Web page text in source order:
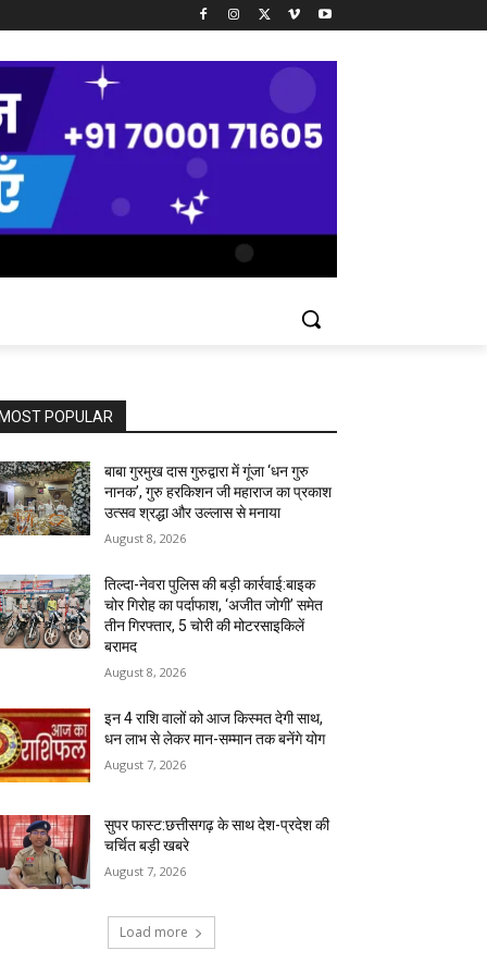
MOST POPULAR
बाबा गुरमुख दास गुरुद्वारा में गूंजा ‘धन गुरु
नानक’, गुरु हरकिशन जी महाराज का प्रकाश
उत्सव श्रद्धा और उल्लास से मनाया
August 8, 2026
तिल्दा-नेवरा पुलिस की बड़ी कार्रवाई:बाइक
चोर गिरोह का पर्दाफाश, ‘अजीत जोगी’ समेत
तीन गिरफ्तार, 5 चोरी की मोटरसाइकिलें
बरामद
August 8, 2026
इन 4 राशि वालों को आज किस्मत देगी साथ,
धन लाभ से लेकर मान-सम्मान तक बनेंगे योग
August 7, 2026
सुपर फास्ट:छत्तीसगढ़ के साथ देश-प्रदेश की
चर्चित बड़ी खबरे
August 7, 2026
Load more